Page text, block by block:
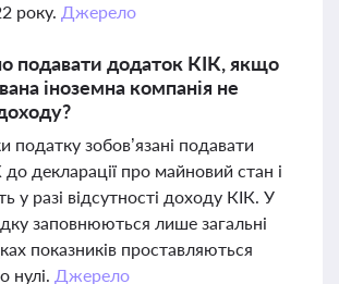
року. Джерело
подавати додаток КІК, якщо
іноземна компанія не
податку зобов’язані подавати
декларації про майновий стан і
у разі відсутності доходу КІК. У
заповнюються лише загальні
показників проставляються
нулі. Джерело